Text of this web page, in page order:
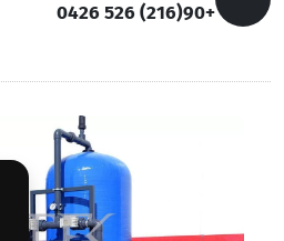
+90(216) 526 0426